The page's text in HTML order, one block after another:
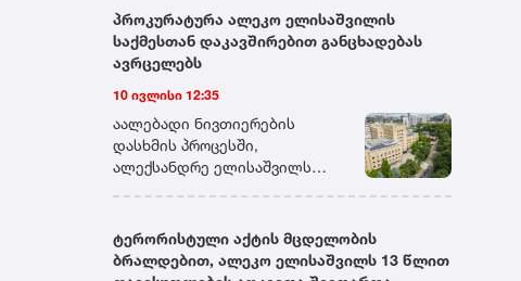
ითვალისწინებს.პროკურატურა
დაკავებულისათვის აღკვეთის
ღონისძიების შეფარდების
შუამდგომლობით
სასამართლოს კანონით
დადგენილ ვადაში მიმართავს.
მუხლით მიმდინარეობს, რაც
განზრახ მკვლელობას
გულისხმობს.
პროკურატურა ალეკო ელისაშვილის
საქმესთან დაკავშირებით განცხადებას
ავრცელებს
10 ივლისი 12:35
აალებადი ნივთიერების
დასხმის პროცესში,
ალექსანდრე ელისაშვილს
მიუსწრეს. ერთ-ერთი
მანდატურის დანახვისთანავე,
ალექსანდრე ელისაშვილი
ტერორისტული აქტის მცდელობის
ბრალდებით, ალეკო ელისაშვილს 13 წლით